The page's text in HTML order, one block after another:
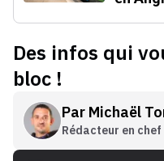
Des infos qui
bloc !
Par Michaël
Rédacteur en chef